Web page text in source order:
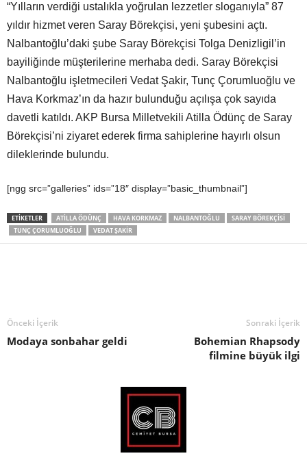
“Yılların verdiği ustalıkla yoğrulan lezzetler sloganıyla” 87
yıldır hizmet veren Saray Börekçisi, yeni şubesini açtı.
Nalbantoğlu’daki şube Saray Börekçisi Tolga Denizligil’in
bayiliğinde müşterilerine merhaba dedi. Saray Börekçisi
Nalbantoğlu işletmecileri Vedat Şakir, Tunç Çorumluoğlu ve
Hava Korkmaz’ın da hazır bulunduğu açılışa çok sayıda
davetli katıldı. AKP Bursa Milletvekili Atilla Ödünç de Saray
Börekçisi’ni ziyaret ederek firma sahiplerine hayırlı olsun
dileklerinde bulundu.
[ngg src=”galleries” ids=”18″ display=”basic_thumbnail”]
ETIKETLER ATILLA ÖDÜNÇ HAVA KORKMAZ NALBANTOĞLU
SARAY BÖREKÇISI
TUNÇ ÇORUMLUOĞLU
VEDAT ŞAKIR
Önceki İçerik
Modaya sonbahar geldi
Sonraki İçerik
Bohemian Rhapsody
filmine büyük ilgi